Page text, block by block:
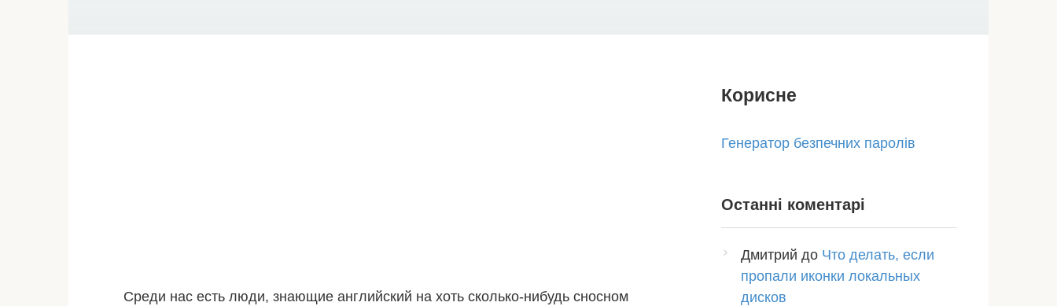
Среди нас есть люди, знающие английский на хоть сколько-нибудь сносном
Корисне
Генератор безпечних паролів
Останні коментарі
Дмитрий до Что делать, если
пропали иконки локальных
дисков